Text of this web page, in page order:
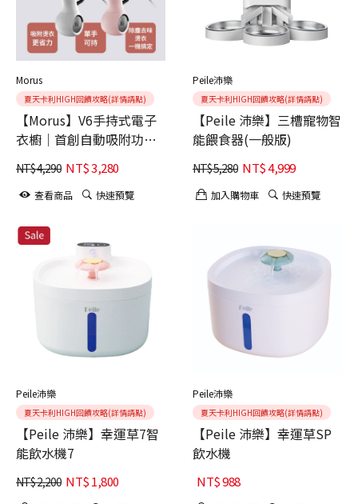
Morus
夏天卡利HIGH回饋攻略(詳情請點)
【Morus】V6手持式電子
衣櫥｜首創自動吸附功能
（無段式蒸氣）
NT$4,290 NT$3,280
查看商品 快速預覽
Peile沛樂
夏天卡利HIGH回饋攻略(詳情請點)
【Peile 沛樂】三槽寵物智
能餵食器(一般版)
NT$5,280 NT$4,999
加入購物車 快速預覽
Peile沛樂
夏天卡利HIGH回饋攻略(詳情請點)
【Peile 沛樂】幸運草7智
能飲水機7
NT$2,200 NT$1,800
Peile沛樂
夏天卡利HIGH回饋攻略(詳情請點)
【Peile 沛樂】幸運草SP
飲水機
NT$988